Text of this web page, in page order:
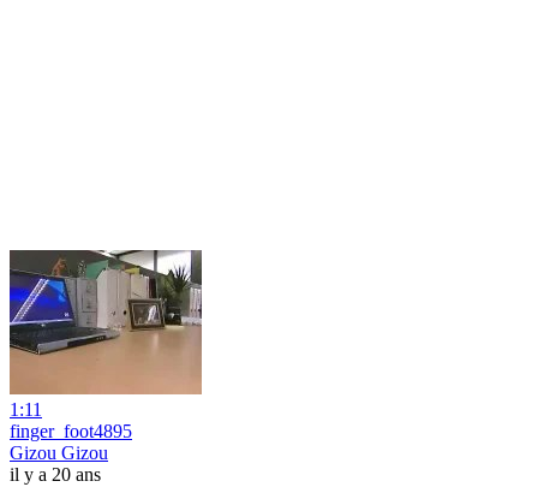
1:11
finger_foot4895
Gizou Gizou
il y a 20 ans